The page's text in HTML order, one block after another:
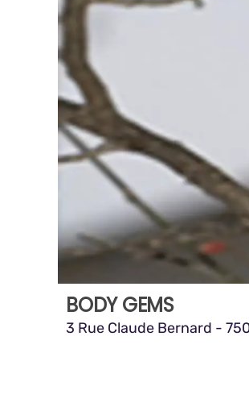
BODY GEMS
3 Rue Claude Bernard -